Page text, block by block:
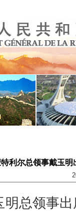
利尔总领事戴玉
明总领事